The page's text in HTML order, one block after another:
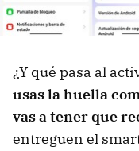
¿Y qué pasa al
usas la huella
vas a tener que
entreguen el